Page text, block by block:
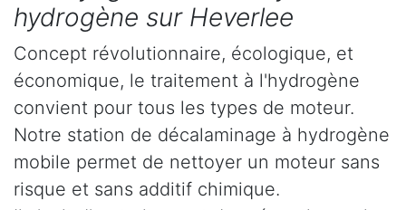
hydrogène sur Heverlee
Concept révolutionnaire, écologique, et
économique, le traitement à l'hydrogène
convient pour tous les types de moteur.
Notre station de décalaminage à hydrogène
mobile permet de nettoyer un moteur sans
risque et sans additif chimique.